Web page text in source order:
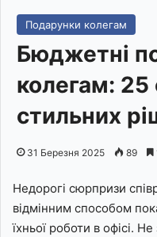
Подарунки колегам
Бюджетні
колегам: 25
стильних
31 Березня 2025 89
Недорогі сюрпризи
відмінним способом
їхньої роботи в офісі.